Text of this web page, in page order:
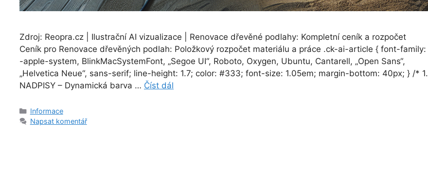
Zdroj: Reopra.cz | Ilustrační AI vizualizace | Renovace dřevěné podlahy: Kompletní ceník a rozpočet
Ceník pro Renovace dřevěných podlah: Položkový rozpočet materiálu a práce .ck-ai-article { font-family:
-apple-system, BlinkMacSystemFont, „Segoe UI“, Roboto, Oxygen, Ubuntu, Cantarell, „Open Sans“,
„Helvetica Neue“, sans-serif; line-height: 1.7; color: #333; font-size: 1.05em; margin-bottom: 40px; } /* 1.
NADPISY – Dynamická barva … Číst dál
Rubriky
Informace
Napsat komentář